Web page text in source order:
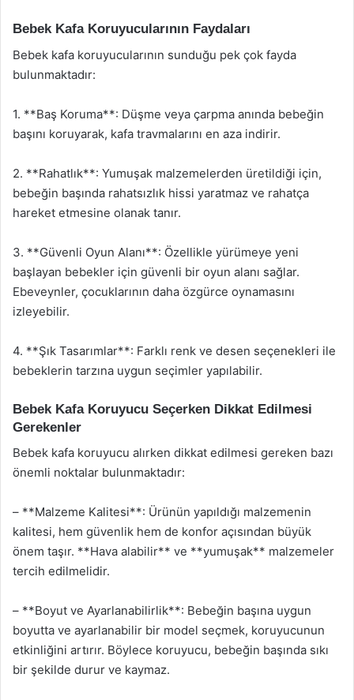
Bebek Kafa Koruyucularının Faydaları
Bebek kafa koruyucularının sunduğu pek çok fayda
bulunmaktadır:
1. **Baş Koruma**: Düşme veya çarpma anında bebeğin
başını koruyarak, kafa travmalarını en aza indirir.
2. **Rahatlık**: Yumuşak malzemelerden üretildiği için,
bebeğin başında rahatsızlık hissi yaratmaz ve rahatça
hareket etmesine olanak tanır.
3. **Güvenli Oyun Alanı**: Özellikle yürümeye yeni
başlayan bebekler için güvenli bir oyun alanı sağlar.
Ebeveynler, çocuklarının daha özgürce oynamasını
izleyebilir.
4. **Şık Tasarımlar**: Farklı renk ve desen seçenekleri ile
bebeklerin tarzına uygun seçimler yapılabilir.
Bebek Kafa Koruyucu Seçerken Dikkat Edilmesi
Gerekenler
Bebek kafa koruyucu alırken dikkat edilmesi gereken bazı
önemli noktalar bulunmaktadır:
– **Malzeme Kalitesi**: Ürünün yapıldığı malzemenin
kalitesi, hem güvenlik hem de konfor açısından büyük
önem taşır. **Hava alabilir** ve **yumuşak** malzemeler
tercih edilmelidir.
– **Boyut ve Ayarlanabilirlik**: Bebeğin başına uygun
boyutta ve ayarlanabilir bir model seçmek, koruyucunun
etkinliğini artırır. Böylece koruyucu, bebeğin başında sıkı
bir şekilde durur ve kaymaz.